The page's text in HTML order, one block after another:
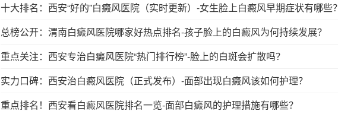
十大排名：西安“好的”白癜风医院（实时更新）-女生脸上白癜风早期症状有哪些？
总榜公开：渭南白癜风医院哪家好热点排名-孩子脸上的白癜风为何持续发展？
重点关注：西安专治白癜风医院“热门排行榜”-脸上的白斑会扩散吗？
实力口碑：西安治白癜风医院（正式发布）-面部出现白癜风该如何护理？
重点排名！西安看白癜风医院排名一览-面部白癜风的护理措施有哪些？